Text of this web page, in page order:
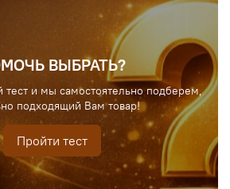
ВЫБРАТЬ?
тест и мы самостоятельно подберем,
подходящий Вам товар!
Пройти тест